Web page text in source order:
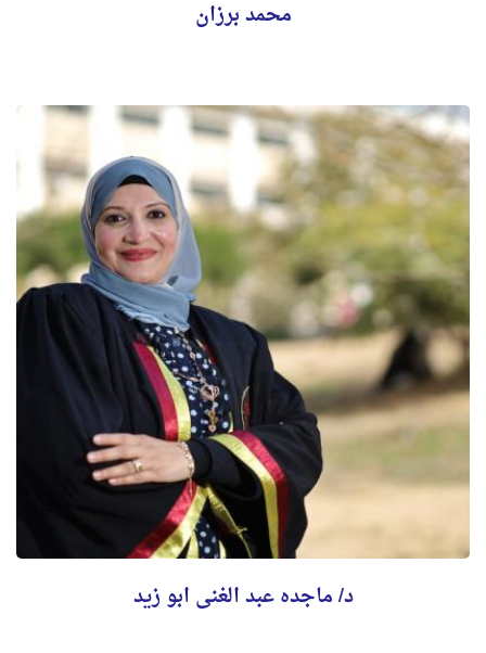
محمد برزان
د/ ماجده عبد الغنى ابو زيد